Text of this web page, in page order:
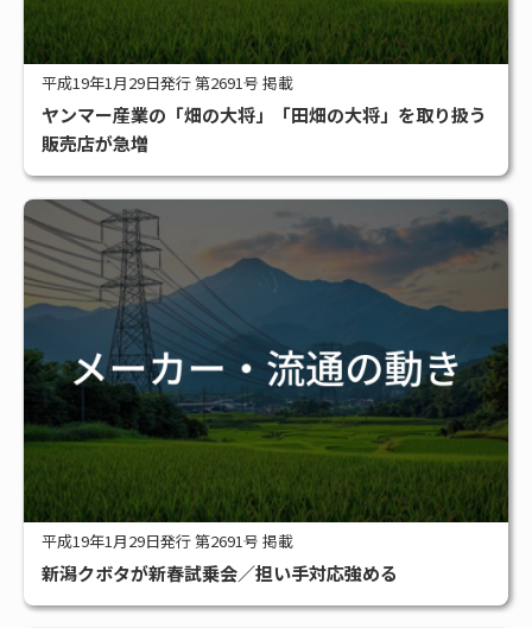
平成19年1月29日発行 第2691号 掲載
ヤンマー産業の「畑の大将」「田畑の大将」を取り扱う
販売店が急増
平成19年1月29日発行 第2691号 掲載
新潟クボタが新春試乗会／担い手対応強める